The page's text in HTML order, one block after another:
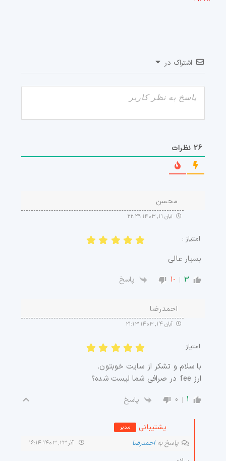
اشتراک در
26نظرات
محسن
آبان ۱۱, ۱۴۰۳ ۲۲:۲۹
امتیاز :
بسیار عالی
3
-1 پاسخ
احمدرضا
آبان ۱۴, ۱۴۰۳ ۲۱:۱۳
امتیاز :
با سلام و‌ تشکر از سایت خوبتون.
ارز fee در صرافی شما لیست شده؟
1
0 پاسخ
پشتیبانی مدیر
پاسخ بهاحمدرضا آذر ۲۳, ۱۴۰۳ ۱۶:۱۴